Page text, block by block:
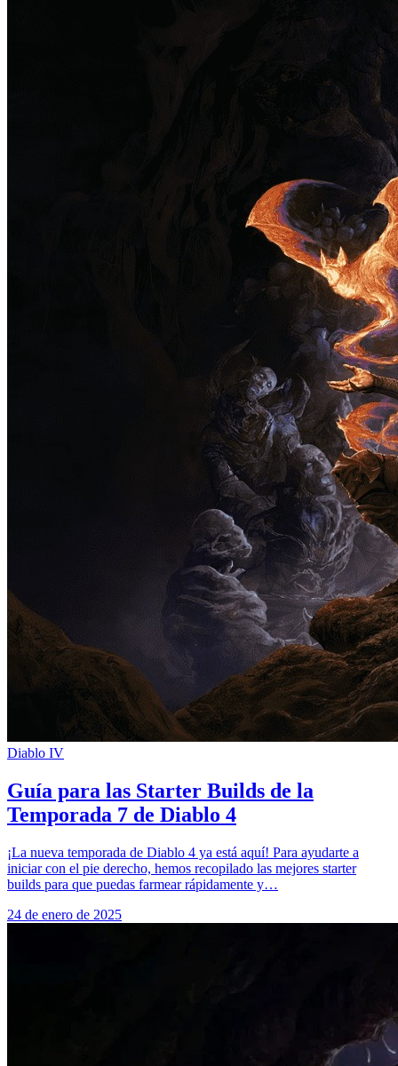
Diablo IV
Guía para las Starter Builds de la
Temporada 7 de Diablo 4
¡La nueva temporada de Diablo 4 ya está aquí! Para ayudarte a
iniciar con el pie derecho, hemos recopilado las mejores starter
builds para que puedas farmear rápidamente y…
24 de enero de 2025